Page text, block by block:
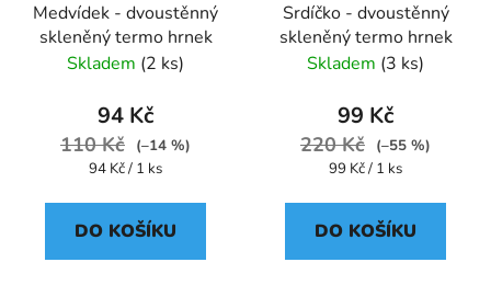
Medvídek - dvoustěnný
skleněný termo hrnek
Skladem (2 ks)
94 Kč
110 Kč
(–14 %)
Měrná
94 Kč / 1 ks
DO KOŠÍKU
Srdíčko - dvoustěnný
skleněný termo hrnek
Skladem (3 ks)
99 Kč
220 Kč
(–55 %)
Měrná
99 Kč / 1 ks
DO KOŠÍKU